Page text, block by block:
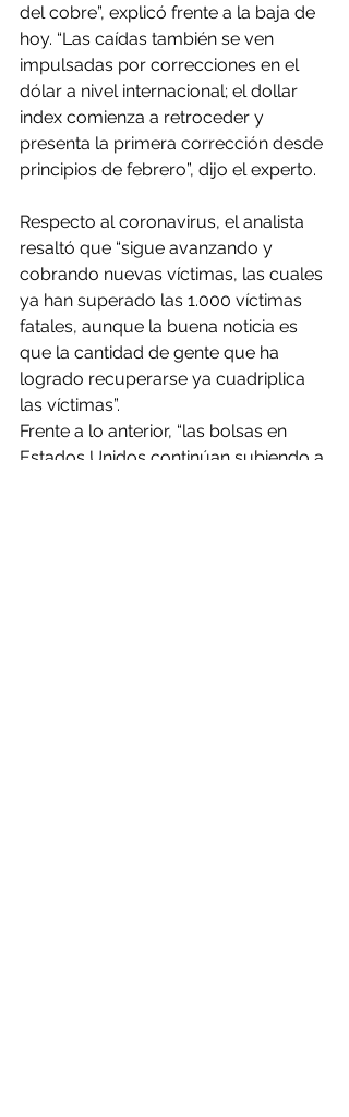
del cobre”, explicó frente a la baja de
hoy. “Las caídas también se ven
impulsadas por correcciones en el
dólar a nivel internacional; el dollar
index comienza a retroceder y
presenta la primera corrección desde
principios de febrero”, dijo el experto.
Respecto al coronavirus, el analista
resaltó que “sigue avanzando y
cobrando nuevas víctimas, las cuales
ya han superado las 1.000 víctimas
fatales, aunque la buena noticia es
que la cantidad de gente que ha
logrado recuperarse ya cuadriplica
las víctimas”.
Frente a lo anterior, “las bolsas en
Estados Unidos continúan subiendo a